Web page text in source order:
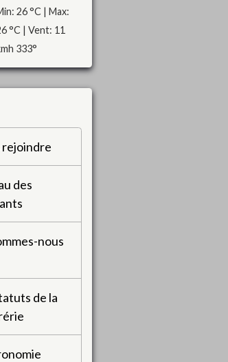
26 °C | Max:
°C | Vent: 11
333°
rejoindre
des
nous
de la